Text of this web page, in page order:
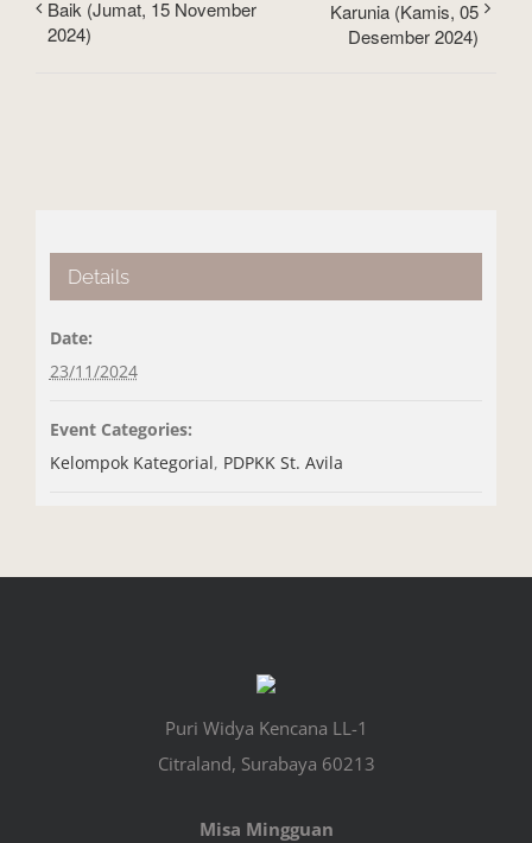
Baik (Jumat, 15 November
2024)
Karunia (Kamis, 05
Desember 2024)
Details
Date:
23/11/2024
Event Categories:
Kelompok Kategorial, PDPKK St. Avila
Puri Widya Kencana LL-1
Citraland, Surabaya 60213
Misa Mingguan